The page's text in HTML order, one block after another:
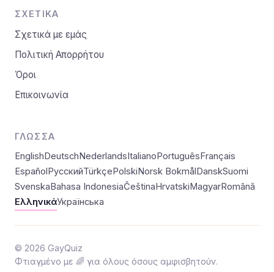
ΣΧΕΤΙΚΆ
Σχετικά με εμάς
Πολιτική Απορρήτου
Όροι
Επικοινωνία
ΓΛΏΣΣΑ
English Deutsch Nederlands Italiano Português Français
Español РусскийTürkçe Polski Norsk Bokmål DanskSuomi
Svenska Bahasa IndonesiaČeština Hrvatski MagyarRomână
ΕλληνικάУкраїнська
© 2026 GayQuiz
Φτιαγμένο με 🌈 για όλους όσους αμφισβητούν.